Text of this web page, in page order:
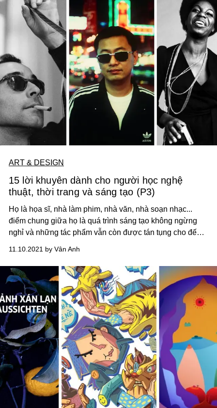
ART & DESIGN
15 lời khuyên dành cho người học nghệ
thuật, thời trang và sáng tạo (P3)
Họ là họa sĩ, nhà làm phim, nhà văn, nhà soạn nhạc...
điểm chung giữa họ là quá trình sáng tạo không ngừng
nghỉ và những tác phẩm vẫn còn được tán tụng cho đến
11.10.2021 by Vân Anh